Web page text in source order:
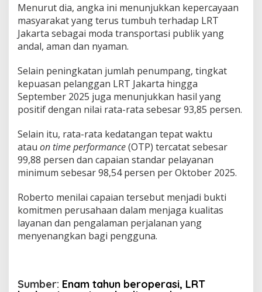
Menurut dia, angka ini menunjukkan kepercayaan
masyarakat yang terus tumbuh terhadap LRT
Jakarta sebagai moda transportasi publik yang
andal, aman dan nyaman.
Selain peningkatan jumlah penumpang, tingkat
kepuasan pelanggan LRT Jakarta hingga
September 2025 juga menunjukkan hasil yang
positif dengan nilai rata-rata sebesar 93,85 persen.
Selain itu, rata-rata kedatangan tepat waktu
atau on time performance(OTP) tercatat sebesar
99,88 persen dan capaian standar pelayanan
minimum sebesar 98,54 persen per Oktober 2025.
Roberto menilai capaian tersebut menjadi bukti
komitmen perusahaan dalam menjaga kualitas
layanan dan pengalaman perjalanan yang
menyenangkan bagi pengguna.
Sumber: Enam tahun beroperasi, LRT